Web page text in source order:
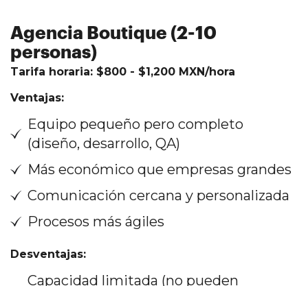
Agencia Boutique (2-10
personas)
Tarifa horaria: $800 - $1,200 MXN/hora
Ventajas:
Equipo pequeño pero completo
(diseño, desarrollo, QA)
Más económico que empresas grandes
Comunicación cercana y personalizada
Procesos más ágiles
Desventajas:
Capacidad limitada (no pueden